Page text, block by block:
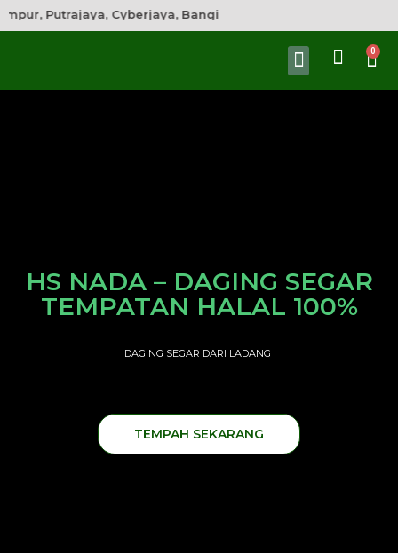
Putrajaya, Cyberjaya, Bangi
HS NADA – DAGING SEGAR
TEMPATAN HALAL 100%
DAGING SEGAR DARI LADANG
TEMPAH SEKARANG